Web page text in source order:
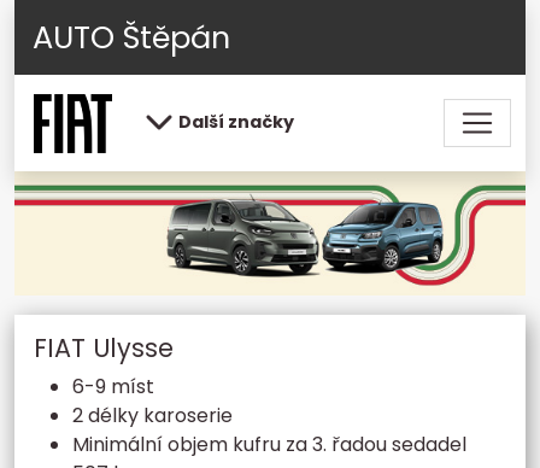
AUTO Štěpán
Další značky
FIAT Ulysse
6-9 míst
2 délky karoserie
Minimální objem kufru za 3. řadou sedadel